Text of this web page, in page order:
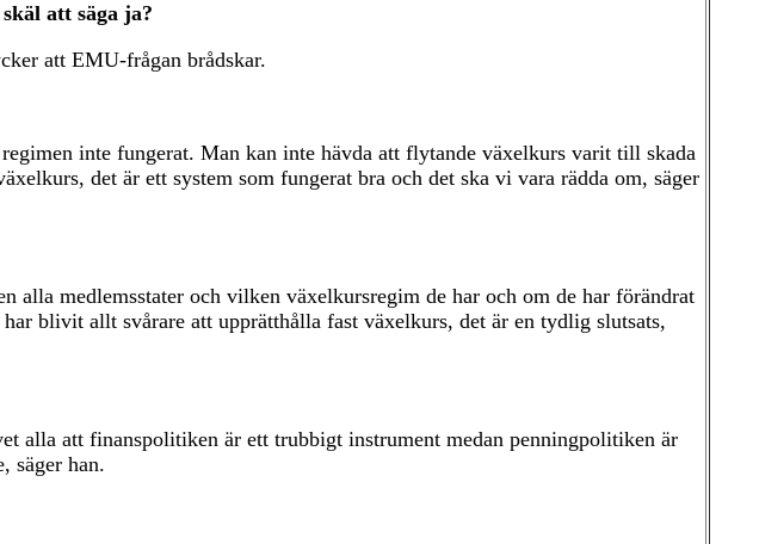
att säga ja?
att EMU-frågan brådskar.
inte fungerat. Man kan inte hävda att flytande växelkurs varit till skada
det är ett system som fungerat bra och det ska vi vara rädda om, säger
alla medlemsstater och vilken växelkursregim de har och om de har förändrat
blivit allt svårare att upprätthålla fast växelkurs, det är en tydlig slutsats,
att finanspolitiken är ett trubbigt instrument medan penningpolitiken är
säger han.